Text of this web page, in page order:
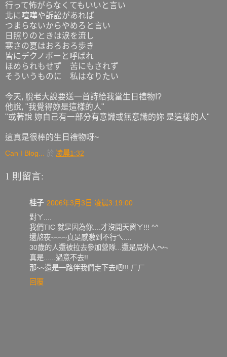
行って怖がらなくてもいいと言い
北に喧嘩や訴訟があれば
つまらないからやめろと言い
日照りのときは涙を流し
寒さの夏はおろおろ歩き
皆にデクノボーと呼ばれ
ほめられもせず 苦にもされず
そういうものに 私はなりたい
今天, 脫老大說要送一首詩給我當生日禮物!?
他說, "我覺得妳是這樣的人"
"或著說 妳自己有一部分有意識或無意識的妳 是這樣的人"
這真是很棒的生日禮物呀~
Can I Blog... 於 凌晨1:32
1 則留言:
桂子 2006年3月3日 凌晨3:19:00
對ㄚ....
我們TIC 就是因為你....才沒開天窗ㄚ!!! ^^
還熬夜~~~~真是感激到不行ㄟ....
30歲的人還被拉去參加營隊...還是局外人～~
真是......過意不去!!
那~~還是一路伴我們走下去吧!!! ㄏㄏ
回覆